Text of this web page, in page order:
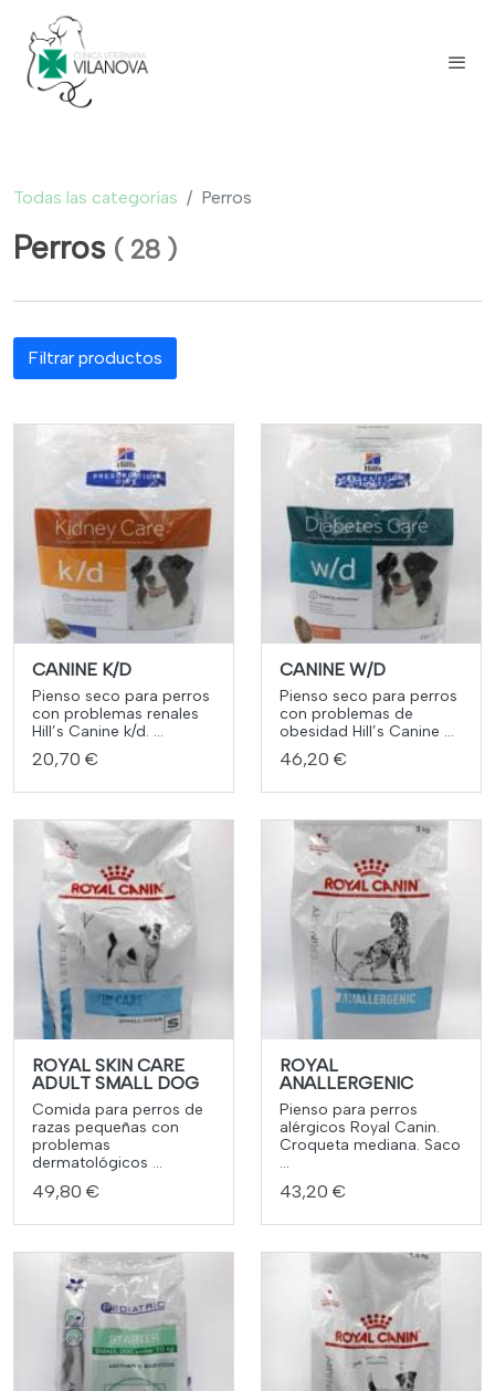
Todas las categorías Perros
Perros ( 28 )
Filtrar productos
CANINE K/D
Pienso seco para perros
con problemas renales
Hill’s Canine k/d. ...
20,70 €
CANINE W/D
Pienso seco para perros
con problemas de
obesidad Hill’s Canine ...
46,20 €
ROYAL SKIN CARE
ADULT SMALL DOG
Comida para perros de
razas pequeñas con
problemas
dermatológicos ...
49,80 €
ROYAL
ANALLERGENIC
Pienso para perros
alérgicos Royal Canin.
Croqueta mediana. Saco
...
43,20 €